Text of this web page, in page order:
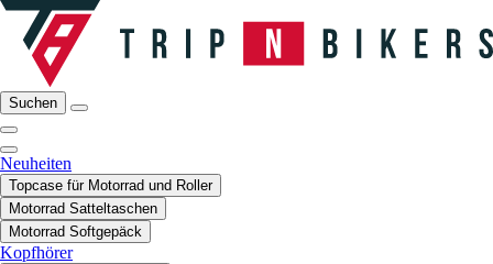
Suchen
Neuheiten
Topcase für Motorrad und Roller
Motorrad Satteltaschen
Motorrad Softgepäck
Kopfhörer